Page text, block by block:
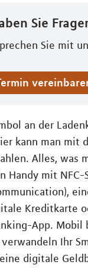
Sie
Sie mit
Termin
an der
kann man mit
Alles, was
Handy mit
Kreditkarte
App. Mobil
Ihr
digitale